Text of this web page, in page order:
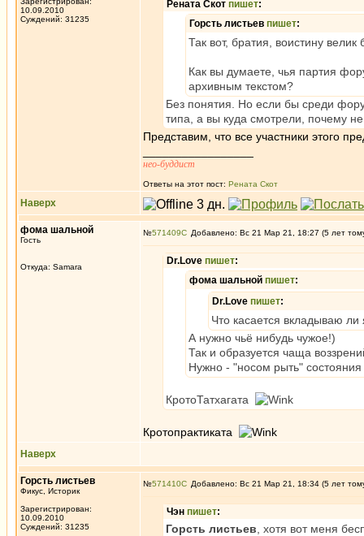
10.09.2010
Суждений: 31235
Рената Скот пишет:
Горсть листьев пишет:
Так вот, братия, воистину
Как вы думаете, чья партия
архивным текстом?
Без понятия. Но если бы среди
типа, а вы куда смотрели, почему
Представим, что все участники этого
нео-буддист
Ответы на этот пост: Рената Скот
Наверх
фома шальной
Гость
Откуда: Samara
№571409 Добавлено: Вс 21 Мар 21, 18:27 (5 лет
Dr.Love пишет:
фома шальной пишет:
Dr.Love пишет:
Что касается вкладываю
А нужно чьё нибудь чужое!)
Так и образуется чаща
Нужно - "носом рыть" состояния
КротоТатхагата
Кротопрактиката
Наверх
Горсть листьев
Фикус, Историк
Зарегистрирован:
10.09.2010
Суждений: 31235
№571410 Добавлено: Вс 21 Мар 21, 18:34 (5 лет
Чэн пишет:
Горсть листьев , хотя вот меня